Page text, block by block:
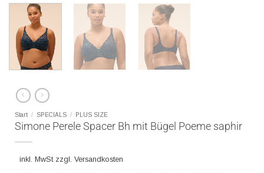
Start / SPECIALS / PLUS SIZE
Simone Perele Spacer Bh mit Bügel Poeme saphir
inkl. MwSt zzgl. Versandkosten